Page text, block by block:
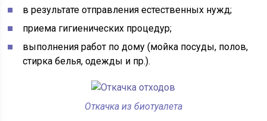
в результате отправления естественных нужд;
приема гигиенических процедур;
выполнения работ по дому (мойка посуды, полов,
стирка белья, одежды и пр.).
Откачка из биотуалета